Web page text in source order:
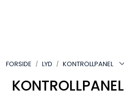
FORSIDE LYD KONTROLLPANEL
KONTROLLPANEL
LYD